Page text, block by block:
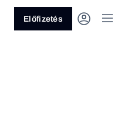
Előfizetés